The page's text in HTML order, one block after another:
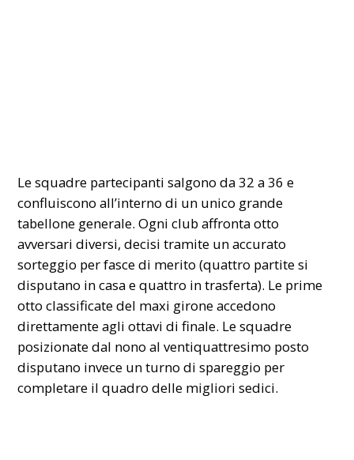
​Le squadre partecipanti salgono da 32 a 36 e
confluiscono all’interno di un unico grande
tabellone generale. Ogni club affronta otto
avversari diversi, decisi tramite un accurato
sorteggio per fasce di merito (quattro partite si
disputano in casa e quattro in trasferta). Le prime
otto classificate del maxi girone accedono
direttamente agli ottavi di finale. Le squadre
posizionate dal nono al ventiquattresimo posto
disputano invece un turno di spareggio per
completare il quadro delle migliori sedici.